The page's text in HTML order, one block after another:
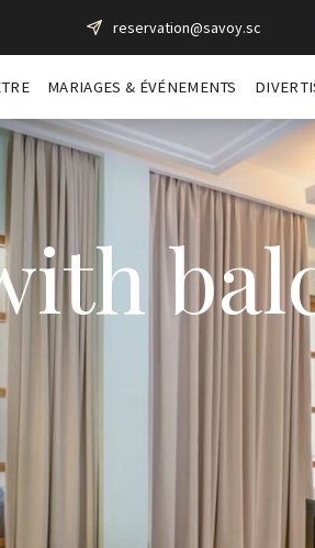
reservation@savoy.sc
MARIAGES & ÉVÉNEMENTS